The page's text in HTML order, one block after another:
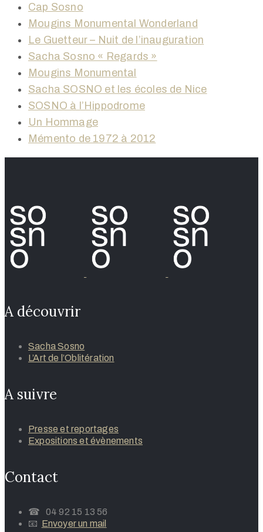
Cap Sosno
Mougins Monumental Wonderland
Le Guetteur – Nuit de l’inauguration
Sacha Sosno « Regards »
Mougins Monumental
Sacha SOSNO et les écoles de Nice
SOSNO à l’Hippodrome
Un Hommage
Mémento de 1972 à 2012
A découvrir
Sacha Sosno
L’Art de l’Oblitération
A suivre
Presse et reportages
Expositions et évènements
Contact
☎ 04 92 15 13 56
📧 Envoyer un mail